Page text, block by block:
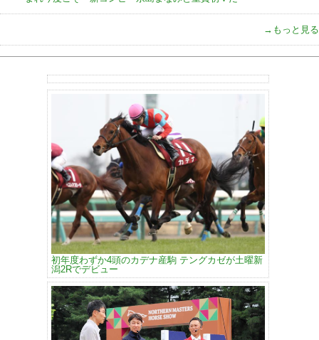
→もっと見る
初年度わずか4頭のカデナ産駒 テングカゼが土曜新
潟2Rでデビュー